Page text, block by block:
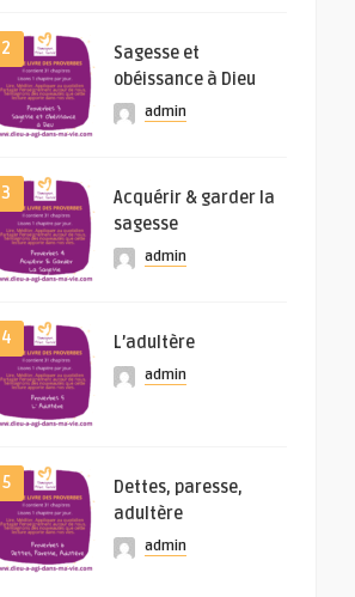
2
Sagesse et
obéissance à Dieu
admin
3
Acquérir & garder la
sagesse
admin
4 L’adultère
admin
5
Dettes, paresse,
adultère
admin